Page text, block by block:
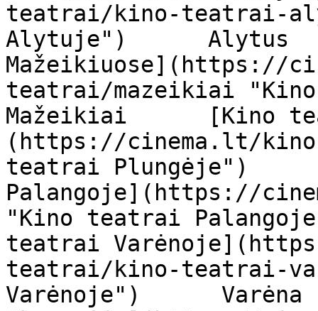
teatrai/kino-teatrai-
Alytuje")      Alytus
Mažeikiuose](https://
teatrai/mazeikiai
Mažeikiai      [Kino
(https://cinema.lt/
teatrai Plungėje")
Palangoje](https://
"Kino teatrai
teatrai
teatrai/kino-teatrai-
Varėnoje")